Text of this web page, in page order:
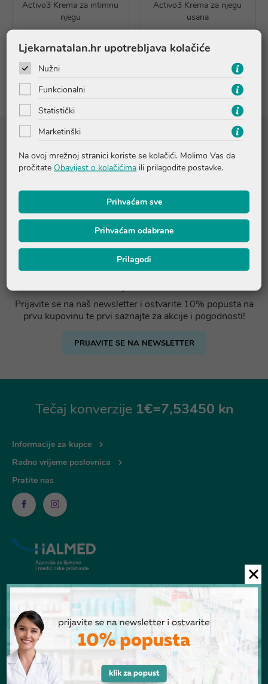
Activo3 Krema za intimnu
njegu
Activo3 Krema za njegu
usana
Ostvarite -10% popusta na prvu
Prijavite se na naš newsletter i ostvarite 10% popusta na
prvu kupovinu te prvi saznajte za akcije i pogodnosti!
PRIJAVITE SE NA NEWSLETTER
Tečaj konverzije 1€=7,53450 kn
Informacije za kupce
Radno vrijeme poslovnica
Pratite nas
© Ljekarna Talan 2026
Ljekarnatalan.hr upotrebljava kolačiće
Nužni
Funkcionalni
Statistički
Marketinški
Na ovoj mrežnoj stranici koriste se kolačići. Molimo Vas da
pročitate Obavijest o kolačićima ili prilagodite postavke.
Prihvaćam sve
Prihvaćam odabrane
Prilagodi